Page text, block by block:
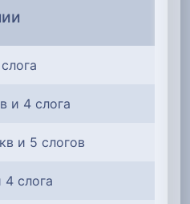
и 4 слога
и 5 слогов
4 слога